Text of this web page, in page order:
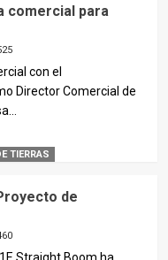
comercial para
con el
Director Comercial de
TIERRAS
de